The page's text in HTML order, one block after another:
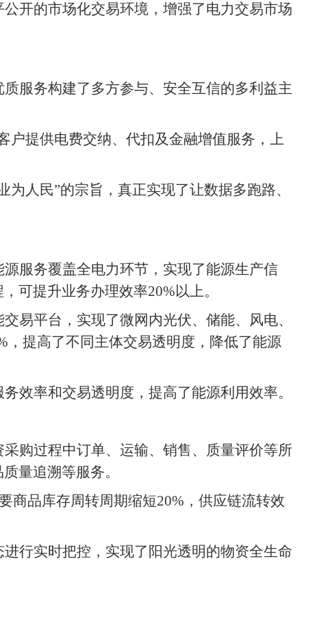
开的市场化交易环境，增强了电力交易市场
服务构建了多方参与、安全互信的多利益主
户提供电费交纳、代扣及金融增值服务，上
人民”的宗旨，真正实现了让数据多跑路、
服务覆盖全电力环节，实现了能源生产信
可提升业务办理效率20%以上。
易平台，实现了微网内光伏、储能、风电、
提高了不同主体交易透明度，降低了能源
效率和交易透明度，提高了能源利用效率。
购过程中订单、运输、销售、质量评价等所
量追溯等服务。
商品库存周转周期缩短20%，供应链流转效
行实时把控，实现了阳光透明的物资全生命